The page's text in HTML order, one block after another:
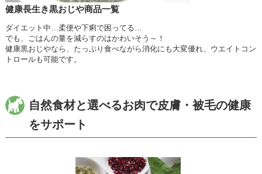
健康長生き黒おじや商品一覧
ダイエット中…柔便や下痢で困ってる…
でも、ごはんの量を減らすのはかわいそう～！
健康黒おじやなら、たっぷり食べながら消化にも大変優れ、ウエイトコン
トロールも可能です。
自然食材と選べるお肉で皮膚・被毛の健康
をサポート